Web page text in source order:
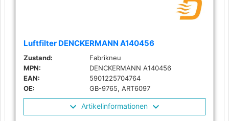
Luftfilter DENCKERMANN A140456
Zustand:
Fabrikneu
MPN:
DENCKERMANN A140456
EAN:
5901225704764
OE:
GB-9765, ART6097
Artikelinformationen